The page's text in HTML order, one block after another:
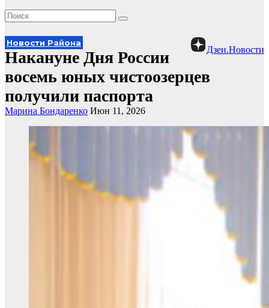
Дзен.Новости
Новости Района
Накануне Дня России
восемь юных чистоозерцев
получили паспорта
Марина Бондаренко Июн 11, 2026